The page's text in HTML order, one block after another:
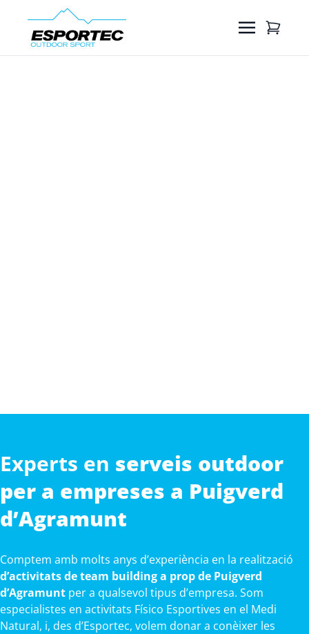
Experts en serveis outdoor
per a empreses a Puigverd
d’Agramunt
Comptem amb molts anys d’experiència en la realització
d’activitats de team building a prop de Puigverd
d’Agramunt per a qualsevol tipus d’empresa. Som
especialistes en activitats Físico Esportives en el Medi
Natural, i, des d’Esportec, volem donar a conèixer les